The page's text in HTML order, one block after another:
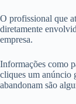
O profissional que
diretamente
empresa.
Informações como
cliques um anúncio
abandonam são